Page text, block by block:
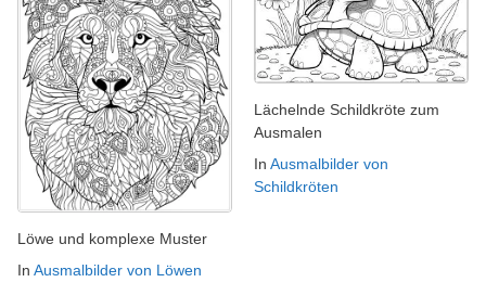
Löwe und komplexe Muster
In Ausmalbilder von Löwen
Lächelnde Schildkröte zum
Ausmalen
In Ausmalbilder von
Schildkröten